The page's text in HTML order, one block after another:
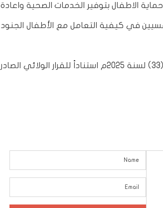
الاطفال بتوفير الخدمات الصحية واعادة
في كيفية التعامل مع الأطفال الجنود
جدير بالذكر ان لجنة متابعة خطة العمل الوطنية مكونة بالقرار الوزاري رقم (33) لسنة 2025م استناداً للقرار الولائي الصادر